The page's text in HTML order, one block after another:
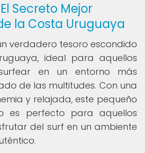
Secreto Mejor
la Costa Uruguaya
verdadero tesoro escondido
ideal para aquellos
en un entorno más
de las multitudes. Con una
y relajada, este pequeño
es perfecto para aquellos
del surf en un ambiente